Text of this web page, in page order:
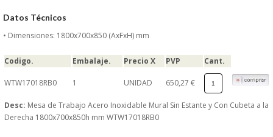
COMPLEMENTOS DE MESA
CRISTALERIA
Datos Técnicos
• Dimensiones: 1800x700x850 (AxFxH) mm
Codigo. Embalaje. Precio X PVP Cant.
WTW17018RB0 1 UNIDAD 650,27 €
Desc: Mesa de Trabajo Acero Inoxidable Mural Sin Estante y Con Cubeta a la
Derecha 1800x700x850h mm WTW17018RB0